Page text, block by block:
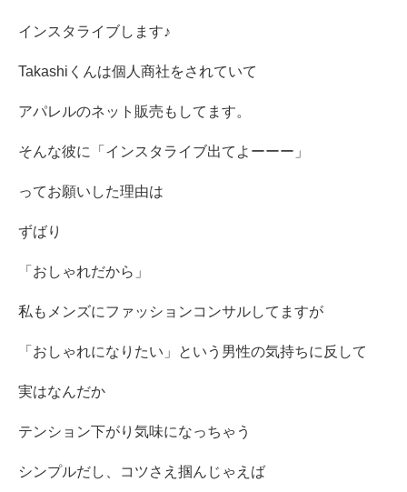
インスタライブします♪
Takashiくんは個人商社をされていて
アパレルのネット販売もしてます。
そんな彼に「インスタライブ出てよーーー」
ってお願いした理由は
ずばり
「おしゃれだから」
私もメンズにファッションコンサルしてますが
「おしゃれになりたい」という男性の気持ちに反して
実はなんだか
テンション下がり気味になっちゃう
シンプルだし、コツさえ掴んじゃえば